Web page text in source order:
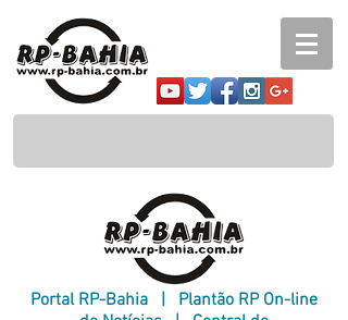
Portal RP-Bahia | Plantão RP On-line